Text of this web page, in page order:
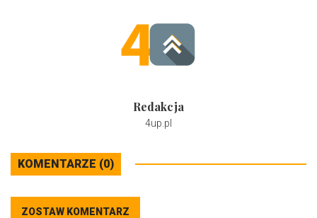
Redakcja
4up.pl
KOMENTARZE (0)
ZOSTAW KOMENTARZ